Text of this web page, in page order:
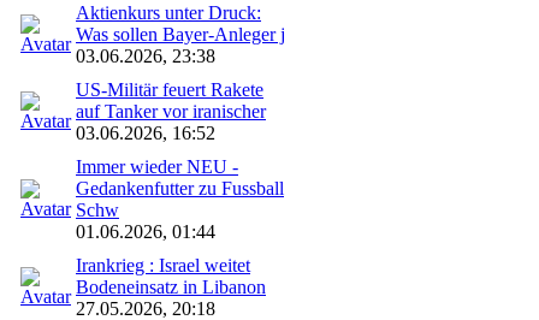
Aktienkurs unter Druck:
Was sollen Bayer-Anleger j
03.06.2026, 23:38
US-Militär feuert Rakete
auf Tanker vor iranischer
03.06.2026, 16:52
Immer wieder NEU -
Gedankenfutter zu Fussball
Schw
01.06.2026, 01:44
Irankrieg : Israel weitet
Bodeneinsatz in Libanon
27.05.2026, 20:18